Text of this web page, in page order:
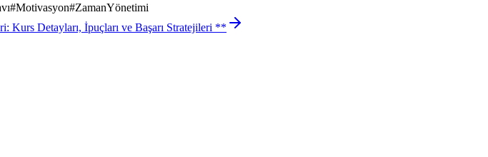
#Motivasyon#ZamanYönetimi
Kurs Detayları, İpuçları ve Başarı Stratejileri **